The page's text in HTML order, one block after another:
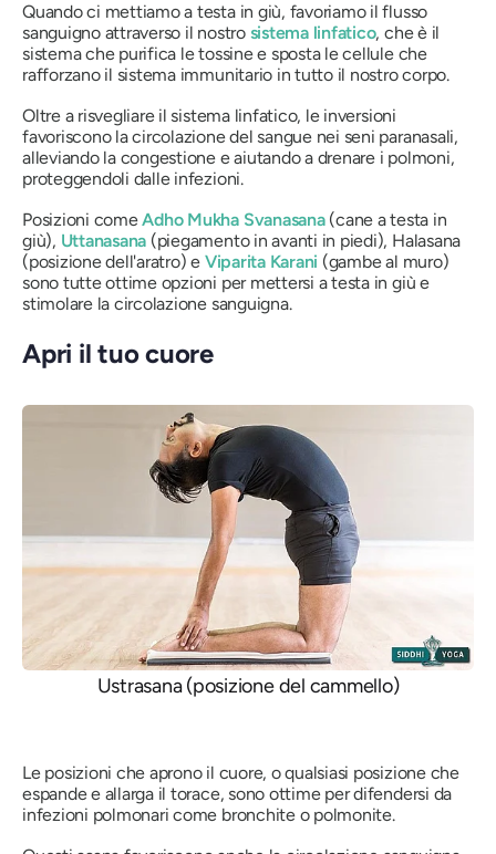
Quando ci mettiamo a testa in giù, favoriamo il flusso
sanguigno attraverso il nostro sistema linfatico, che è il
sistema che purifica le tossine e sposta le cellule che
rafforzano il sistema immunitario in tutto il nostro corpo.
Oltre a risvegliare il sistema linfatico, le inversioni
favoriscono la circolazione del sangue nei seni paranasali,
alleviando la congestione e aiutando a drenare i polmoni,
proteggendoli dalle infezioni.
Posizioni comeAdho Mukha Svanasana(cane a testa in
giù), Uttanasana (piegamento in avanti in piedi), Halasana
(posizione dell'aratro) e Viparita Karani (gambe al muro)
sono tutte ottime opzioni per mettersi a testa in giù e
stimolare la circolazione sanguigna.
Apri il tuo cuore
Ustrasana (posizione del cammello)
Le posizioni che aprono il cuore, o qualsiasi posizione che
espande e allarga il torace, sono ottime per difendersi da
infezioni polmonari come bronchite o polmonite.